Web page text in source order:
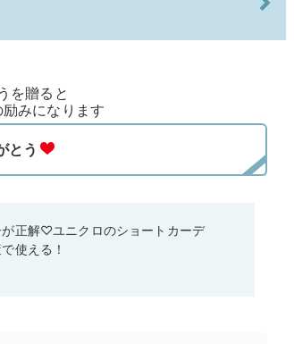
を贈ると
みになります
正解♡ユニクロのショートカーデ
使える！